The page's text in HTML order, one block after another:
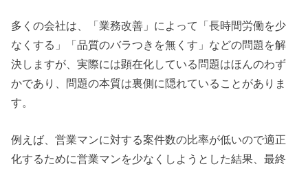
多くの会社は、「業務改善」によって「長時間労働を少
なくする」「品質のバラつきを無くす」などの問題を解
決しますが、実際には顕在化している問題はほんのわず
かであり、問題の本質は裏側に隠れていることがありま
す。
例えば、営業マンに対する案件数の比率が低いので適正
化するために営業マンを少なくしようとした結果、最終